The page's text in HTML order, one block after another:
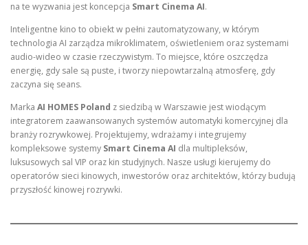
na te wyzwania jest koncepcja Smart Cinema AI.
Inteligentne kino to obiekt w pełni zautomatyzowany, w którym
technologia AI zarządza mikroklimatem, oświetleniem oraz systemami
audio-wideo w czasie rzeczywistym. To miejsce, które oszczędza
energię, gdy sale są puste, i tworzy niepowtarzalną atmosferę, gdy
zaczyna się seans.
Marka AI HOMES Poland z siedzibą w Warszawie jest wiodącym
integratorem zaawansowanych systemów automatyki komercyjnej dla
branży rozrywkowej. Projektujemy, wdrażamy i integrujemy
kompleksowe systemy Smart Cinema AI dla multipleksów,
luksusowych sal VIP oraz kin studyjnych. Nasze usługi kierujemy do
operatorów sieci kinowych, inwestorów oraz architektów, którzy budują
przyszłość kinowej rozrywki.